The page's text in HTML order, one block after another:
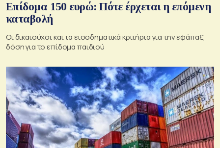
Επίδομα 150 ευρώ: Πότε έρχεται η επόμενη
καταβολή
Οι δικαιούχοι και τα εισοδηματικά κριτήρια για την εφάπαξ
δόση για το επίδομα παιδιού